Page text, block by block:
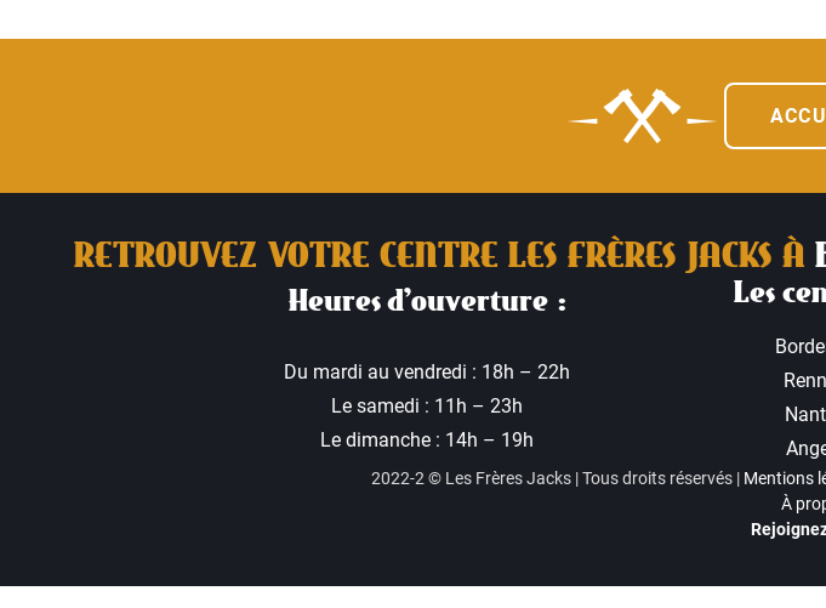
RETROUVEZ VOTRE CENTRE LES FRÈRES JACKS À
Heures d’ouverture :
Du mardi au vendredi : 18h – 22h
Le samedi : 11h – 23h
Le dimanche : 14h – 19h
Les
2022-2 © Les Frères Jacks | Tous droits réservés | Mentions
À